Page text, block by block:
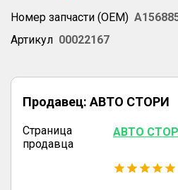
Номер запчасти (OEM)
Артикул 00022167
Продавец: АВТО СТОРИ
Страница
продавца
АВТО